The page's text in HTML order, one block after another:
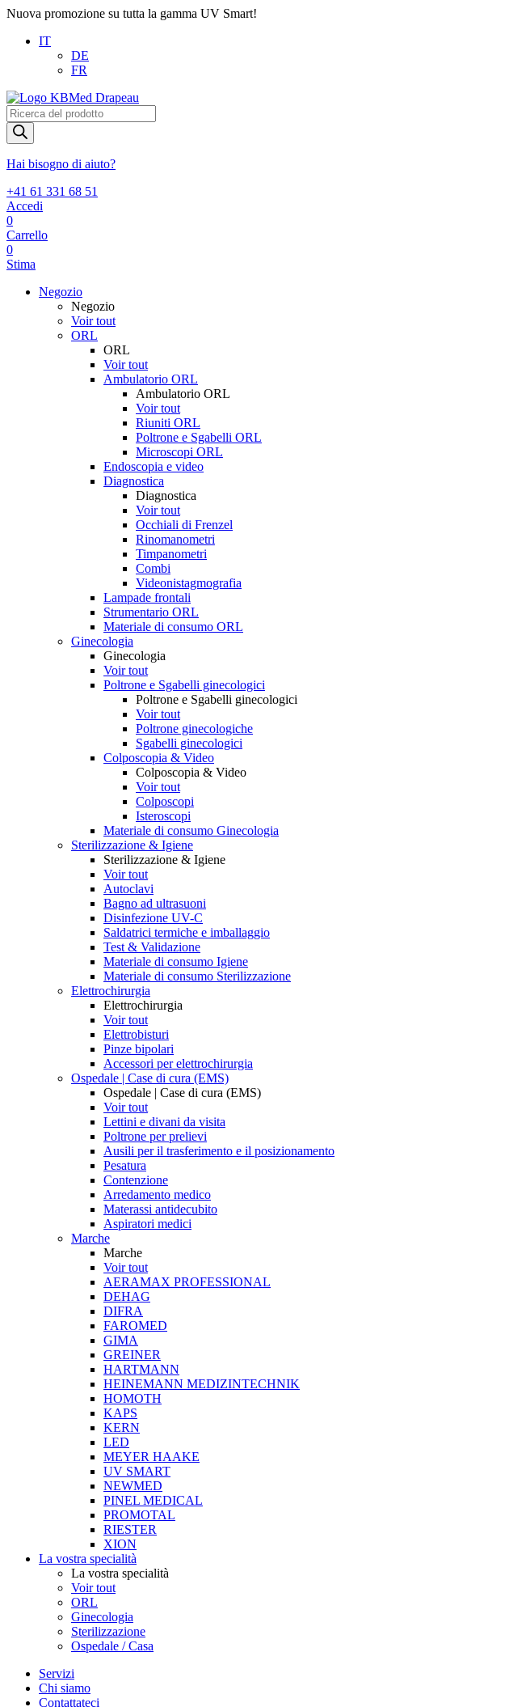
Nuova promozione su tutta la gamma UV Smart!
IT
DE
FR
Products
search
Hai bisogno di aiuto?
+41 61 331 68 51
Accedi
0
Carrello
0
Stima
Negozio
Negozio
Voir tout
ORL
ORL
Voir tout
Ambulatorio ORL
Ambulatorio ORL
Voir tout
Riuniti ORL
Poltrone e Sgabelli ORL
Microscopi ORL
Endoscopia e video
Diagnostica
Diagnostica
Voir tout
Occhiali di Frenzel
Rinomanometri
Timpanometri
Combi
Videonistagmografia
Lampade frontali
Strumentario ORL
Materiale di consumo ORL
Ginecologia
Ginecologia
Voir tout
Poltrone e Sgabelli ginecologici
Poltrone e Sgabelli ginecologici
Voir tout
Poltrone ginecologiche
Sgabelli ginecologici
Colposcopia & Video
Colposcopia & Video
Voir tout
Colposcopi
Isteroscopi
Materiale di consumo Ginecologia
Sterilizzazione & Igiene
Sterilizzazione & Igiene
Voir tout
Autoclavi
Bagno ad ultrasuoni
Disinfezione UV-C
Saldatrici termiche e imballaggio
Test & Validazione
Materiale di consumo Igiene
Materiale di consumo Sterilizzazione
Elettrochirurgia
Elettrochirurgia
Voir tout
Elettrobisturi
Pinze bipolari
Accessori per elettrochirurgia
Ospedale | Case di cura (EMS)
Ospedale | Case di cura (EMS)
Voir tout
Lettini e divani da visita
Poltrone per prelievi
Ausili per il trasferimento e il posizionamento
Pesatura
Contenzione
Arredamento medico
Materassi antidecubito
Aspiratori medici
Marche
Marche
Voir tout
AERAMAX PROFESSIONAL
DEHAG
DIFRA
FAROMED
GIMA
GREINER
HARTMANN
HEINEMANN MEDIZINTECHNIK
HOMOTH
KAPS
KERN
LED
MEYER HAAKE
UV SMART
NEWMED
PINEL MEDICAL
PROMOTAL
RIESTER
XION
La vostra specialità
La vostra specialità
Voir tout
ORL
Ginecologia
Sterilizzazione
Ospedale / Casa
Servizi
Chi siamo
Contattateci